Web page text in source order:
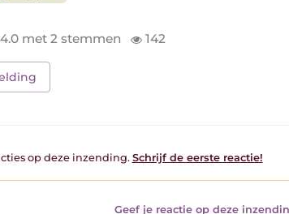
4.0 met 2 stemmen 142
op deze inzending. Schrijf de eerste reactie!
Geef je reactie op deze